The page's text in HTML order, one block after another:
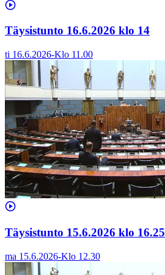
Täysistunto 16.6.2026 klo 14
ti 16.6.2026-Klo 11.00
Täysistunto 15.6.2026 klo 16.25
ma 15.6.2026-Klo 12.30